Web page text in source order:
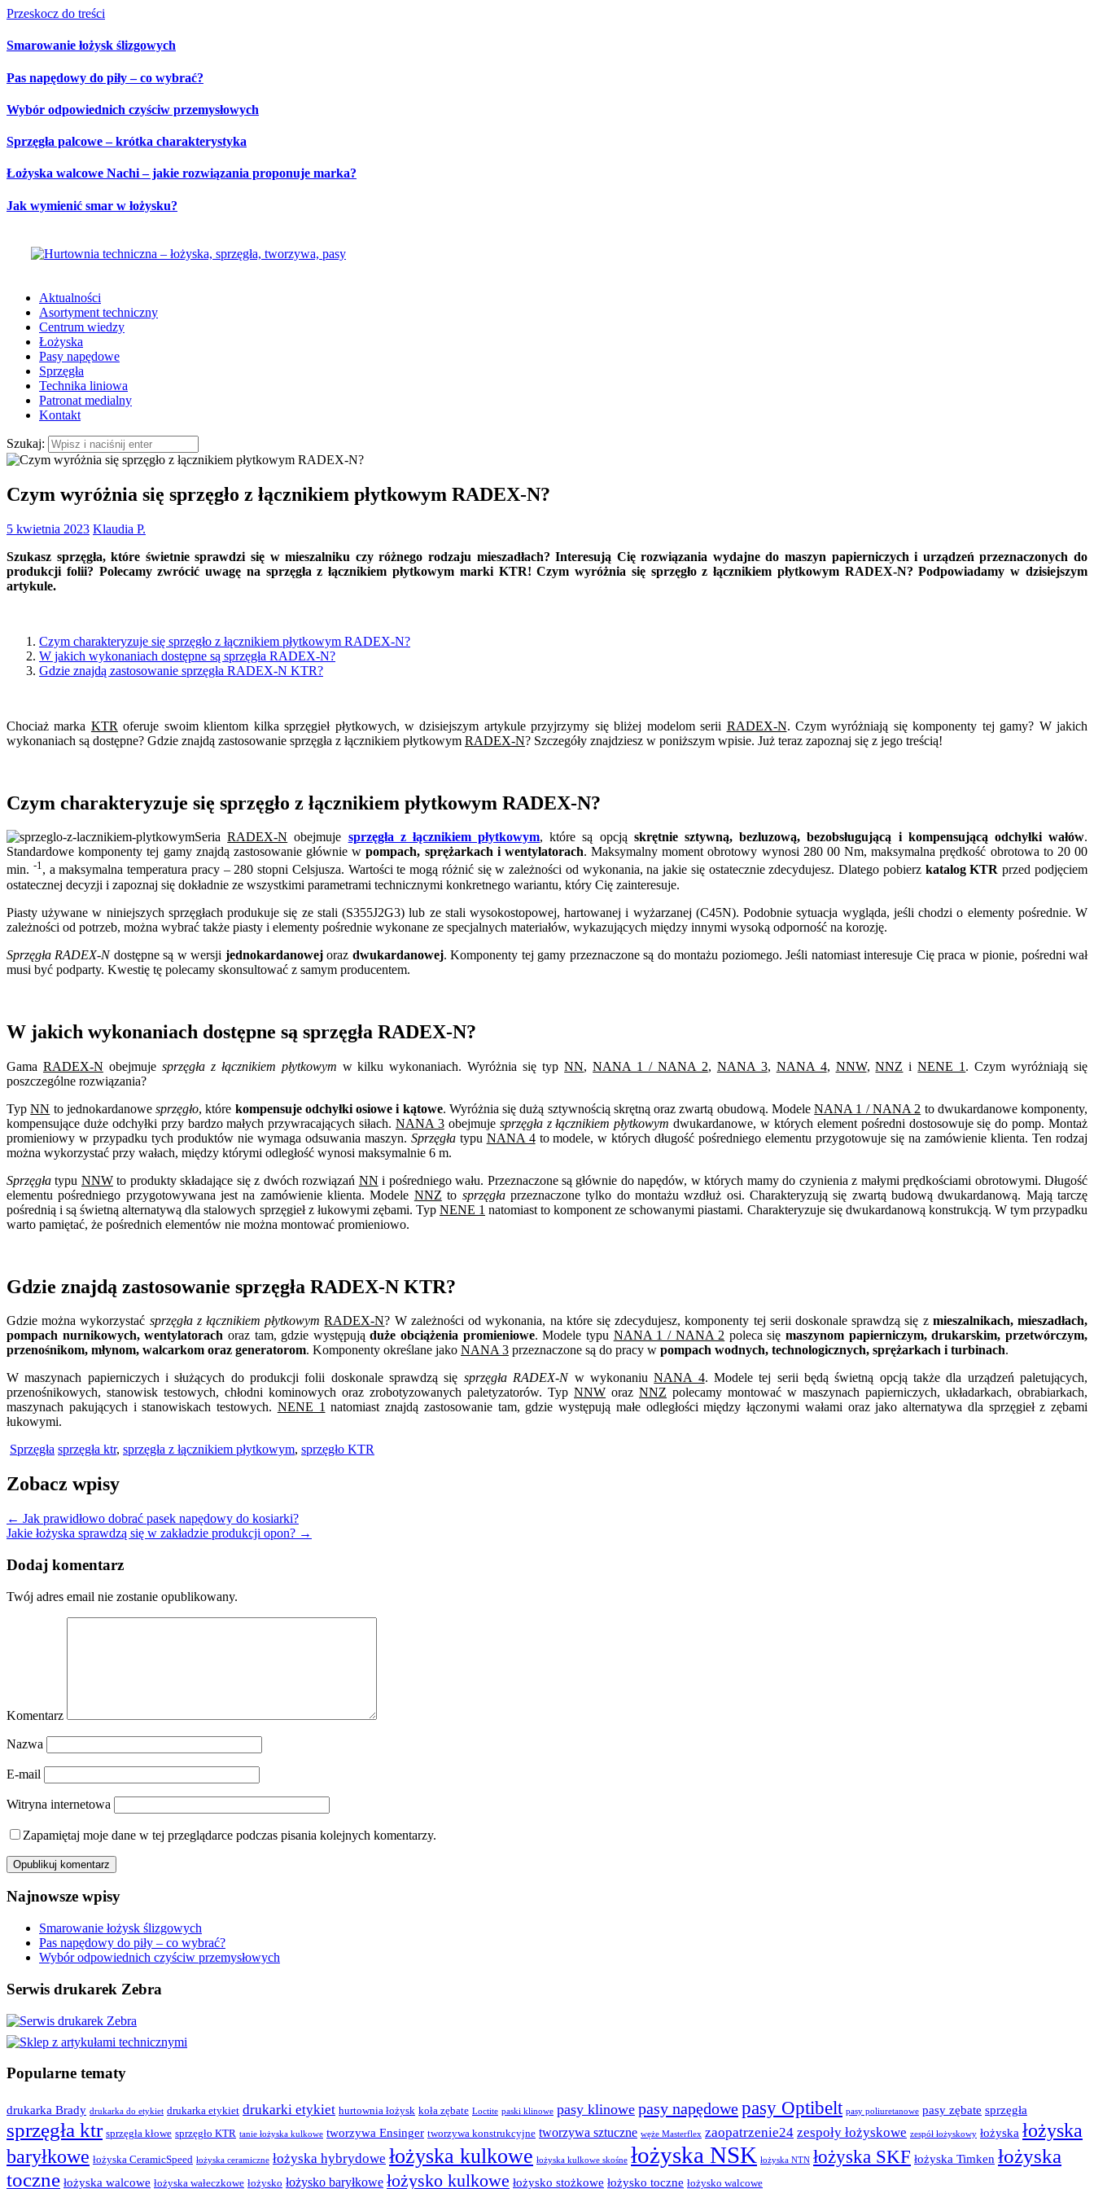
Przeskocz do treści
Smarowanie łożysk ślizgowych
Pas napędowy do piły – co wybrać?
Wybór odpowiednich czyściw przemysłowych
Sprzęgła palcowe – krótka charakterystyka
Łożyska walcowe Nachi – jakie rozwiązania proponuje marka?
Jak wymienić smar w łożysku?
Aktualności
Asortyment techniczny
Centrum wiedzy
Łożyska
Pasy napędowe
Sprzęgła
Technika liniowa
Patronat medialny
Kontakt
Szukaj:
Czym wyróżnia się sprzęgło z łącznikiem płytkowym RADEX-N?
5 kwietnia 2023 Klaudia P.
Szukasz sprzęgła, które świetnie sprawdzi się w mieszalniku czy różnego rodzaju mieszadłach? Interesują Cię rozwiązania wydajne do maszyn papierniczych i urządzeń przeznaczonych do
produkcji folii? Polecamy zwrócić uwagę na sprzęgła z łącznikiem płytkowym marki KTR! Czym wyróżnia się sprzęgło z łącznikiem płytkowym RADEX-N? Podpowiadamy w dzisiejszym
artykule.
Czym charakteryzuje się sprzęgło z łącznikiem płytkowym RADEX-N?
W jakich wykonaniach dostępne są sprzęgła RADEX-N?
Gdzie znajdą zastosowanie sprzęgła RADEX-N KTR?
Chociaż marka KTR oferuje swoim klientom kilka sprzęgieł płytkowych, w dzisiejszym artykule przyjrzymy się bliżej modelom serii RADEX-N. Czym wyróżniają się komponenty tej gamy? W jakich
wykonaniach są dostępne? Gdzie znajdą zastosowanie sprzęgła z łącznikiem płytkowym RADEX-N? Szczegóły znajdziesz w poniższym wpisie. Już teraz zapoznaj się z jego treścią!
Czym charakteryzuje się sprzęgło z łącznikiem płytkowym RADEX-N?
SeriaRADEX-N obejmuje sprzęgła z łącznikiem płytkowym, które są opcją skrętnie sztywną, bezluzową, bezobsługującą i kompensującą odchyłki wałów.
Standardowe komponenty tej gamy znajdą zastosowanie głównie wpompach, sprężarkach i wentylatorach. Maksymalny moment obrotowy wynosi 280 00 Nm, maksymalna prędkość obrotowa to 20 00
min. -1, a maksymalna temperatura pracy – 280 stopni Celsjusza. Wartości te mogą różnić się w zależności od wykonania, na jakie się ostatecznie zdecydujesz. Dlatego pobierz katalog KTR przed podjęciem
ostatecznej decyzji i zapoznaj się dokładnie ze wszystkimi parametrami technicznymi konkretnego wariantu, który Cię zainteresuje.
Piasty używane w niniejszych sprzęgłach produkuje się ze stali (S355J2G3) lub ze stali wysokostopowej, hartowanej i wyżarzanej (C45N). Podobnie sytuacja wygląda, jeśli chodzi o elementy pośrednie. W
zależności od potrzeb, można wybrać także piasty i elementy pośrednie wykonane ze specjalnych materiałów, wykazujących między innymi wysoką odporność na korozję.
Sprzęgła RADEX-Ndostępne są w wersji jednokardanowejoraz dwukardanowej. Komponenty tej gamy przeznaczone są do montażu poziomego. Jeśli natomiast interesuje Cię praca w pionie, pośredni wał
musi być podparty. Kwestię tę polecamy skonsultować z samym producentem.
W jakich wykonaniach dostępne są sprzęgła RADEX-N?
Gama RADEX-N obejmuje sprzęgła z łącznikiem płytkowym w kilku wykonaniach. Wyróżnia się typNN,NANA 1 / NANA 2, NANA 3, NANA 4, NNW,NNZ iNENE 1 . Czym wyróżniają się
poszczególne rozwiązania?
TypNN to jednokardanowesprzęgło, które kompensuje odchyłki osiowe i kątowe. Wyróżnia się dużą sztywnością skrętną oraz zwartą obudową. ModeleNANA 1 / NANA 2 to dwukardanowe komponenty,
kompensujące duże odchyłki przy bardzo małych przywracających siłach. NANA 3obejmuje sprzęgła z łącznikiem płytkowym dwukardanowe, w których element pośredni dostosowuje się do pomp. Montaż
promieniowy w przypadku tych produktów nie wymaga odsuwania maszyn. Sprzęgłatypu NANA 4to modele, w których długość pośredniego elementu przygotowuje się na zamówienie klienta. Ten rodzaj
można wykorzystać przy wałach, między którymi odległość wynosi maksymalnie 6 m.
Sprzęgła typu NNWto produkty składające się z dwóch rozwiązań NN i pośredniego wału. Przeznaczone są głównie do napędów, w których mamy do czynienia z małymi prędkościami obrotowymi. Długość
elementu pośredniego przygotowywana jest na zamówienie klienta. Modele NNZ to sprzęgłaprzeznaczone tylko do montażu wzdłuż osi. Charakteryzują się zwartą budową dwukardanową. Mają tarczę
pośrednią i są świetną alternatywą dla stalowych sprzęgieł z łukowymi zębami. Typ NENE 1 natomiast to komponent ze schowanymi piastami. Charakteryzuje się dwukardanową konstrukcją. W tym przypadku
warto pamiętać, że pośrednich elementów nie można montować promieniowo.
Gdzie znajdą zastosowanie sprzęgła RADEX-N KTR?
Gdzie można wykorzystać sprzęgła z łącznikiem płytkowym RADEX-N? W zależności od wykonania, na które się zdecydujesz, komponenty tej serii doskonale sprawdzą się z mieszalnikach, mieszadłach,
pompach nurnikowych, wentylatorach oraz tam, gdzie występująduże obciążenia promieniowe. Modele typu NANA 1 / NANA 2 poleca sięmaszynom papierniczym, drukarskim, przetwórczym,
przenośnikom, młynom, walcarkom oraz generatorom. Komponenty określane jako NANA 3 przeznaczone są do pracy w pompach wodnych, technologicznych, sprężarkach i turbinach.
W maszynach papierniczych i służących do produkcji folii doskonale sprawdzą się sprzęgła RADEX-Nw wykonaniuNANA 4. Modele tej serii będą świetną opcją także dla urządzeń paletujących,
przenośnikowych, stanowisk testowych, chłodni kominowych oraz zrobotyzowanych paletyzatorów. Typ NNW oraz NNZ polecamy montować w maszynach papierniczych, układarkach, obrabiarkach,
maszynach pakujących i stanowiskach testowych. NENE 1 natomiast znajdą zastosowanie tam, gdzie występują małe odległości między łączonymi wałami oraz jako alternatywa dla sprzęgieł z zębami
łukowymi.
Sprzęgła sprzęgła ktr, sprzęgła z łącznikiem płytkowym, sprzęgło KTR
Zobacz wpisy
← Jak prawidłowo dobrać pasek napędowy do kosiarki?
Jakie łożyska sprawdzą się w zakładzie produkcji opon? →
Dodaj komentarz
Twój adres email nie zostanie opublikowany.
Komentarz
Nazwa
E-mail
Witryna internetowa
Zapamiętaj moje dane w tej przeglądarce podczas pisania kolejnych komentarzy.
Najnowsze wpisy
Smarowanie łożysk ślizgowych
Pas napędowy do piły – co wybrać?
Wybór odpowiednich czyściw przemysłowych
Serwis drukarek Zebra
Popularne tematy
drukarka Brady drukarka do etykiet drukarka etykiet drukarki etykiet hurtownia łożysk koła zębate Loctite paski klinowe pasy klinowe pasy napędowepasy Optibelt pasy poliuretanowe pasy zębate sprzęgła
sprzęgła ktr sprzęgła kłowe sprzęgło KTR tanie łożyska kulkowe tworzywa Ensinger tworzywa konstrukcyjne tworzywa sztuczne węże Masterflex zaopatrzenie24 zespoły łożyskowe zespół łożyskowy łożyska łożyska
baryłkowe łożyska CeramicSpeed łożyska ceramiczne łożyska hybrydowe łożyska kulkowe łożyska kulkowe skośne łożyska NSK łożyska NTN łożyska SKF łożyska Timken łożyska
toczne łożyska walcowe łożyska wałeczkowe łożysko łożysko baryłkowe łożysko kulkowe łożysko stożkowe łożysko toczne łożysko walcowe